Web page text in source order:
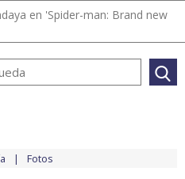
en 'Spider-man: Brand new
Fotos